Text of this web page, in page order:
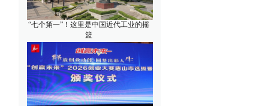
“七个第一”！这里是中国近代工业的摇
篮